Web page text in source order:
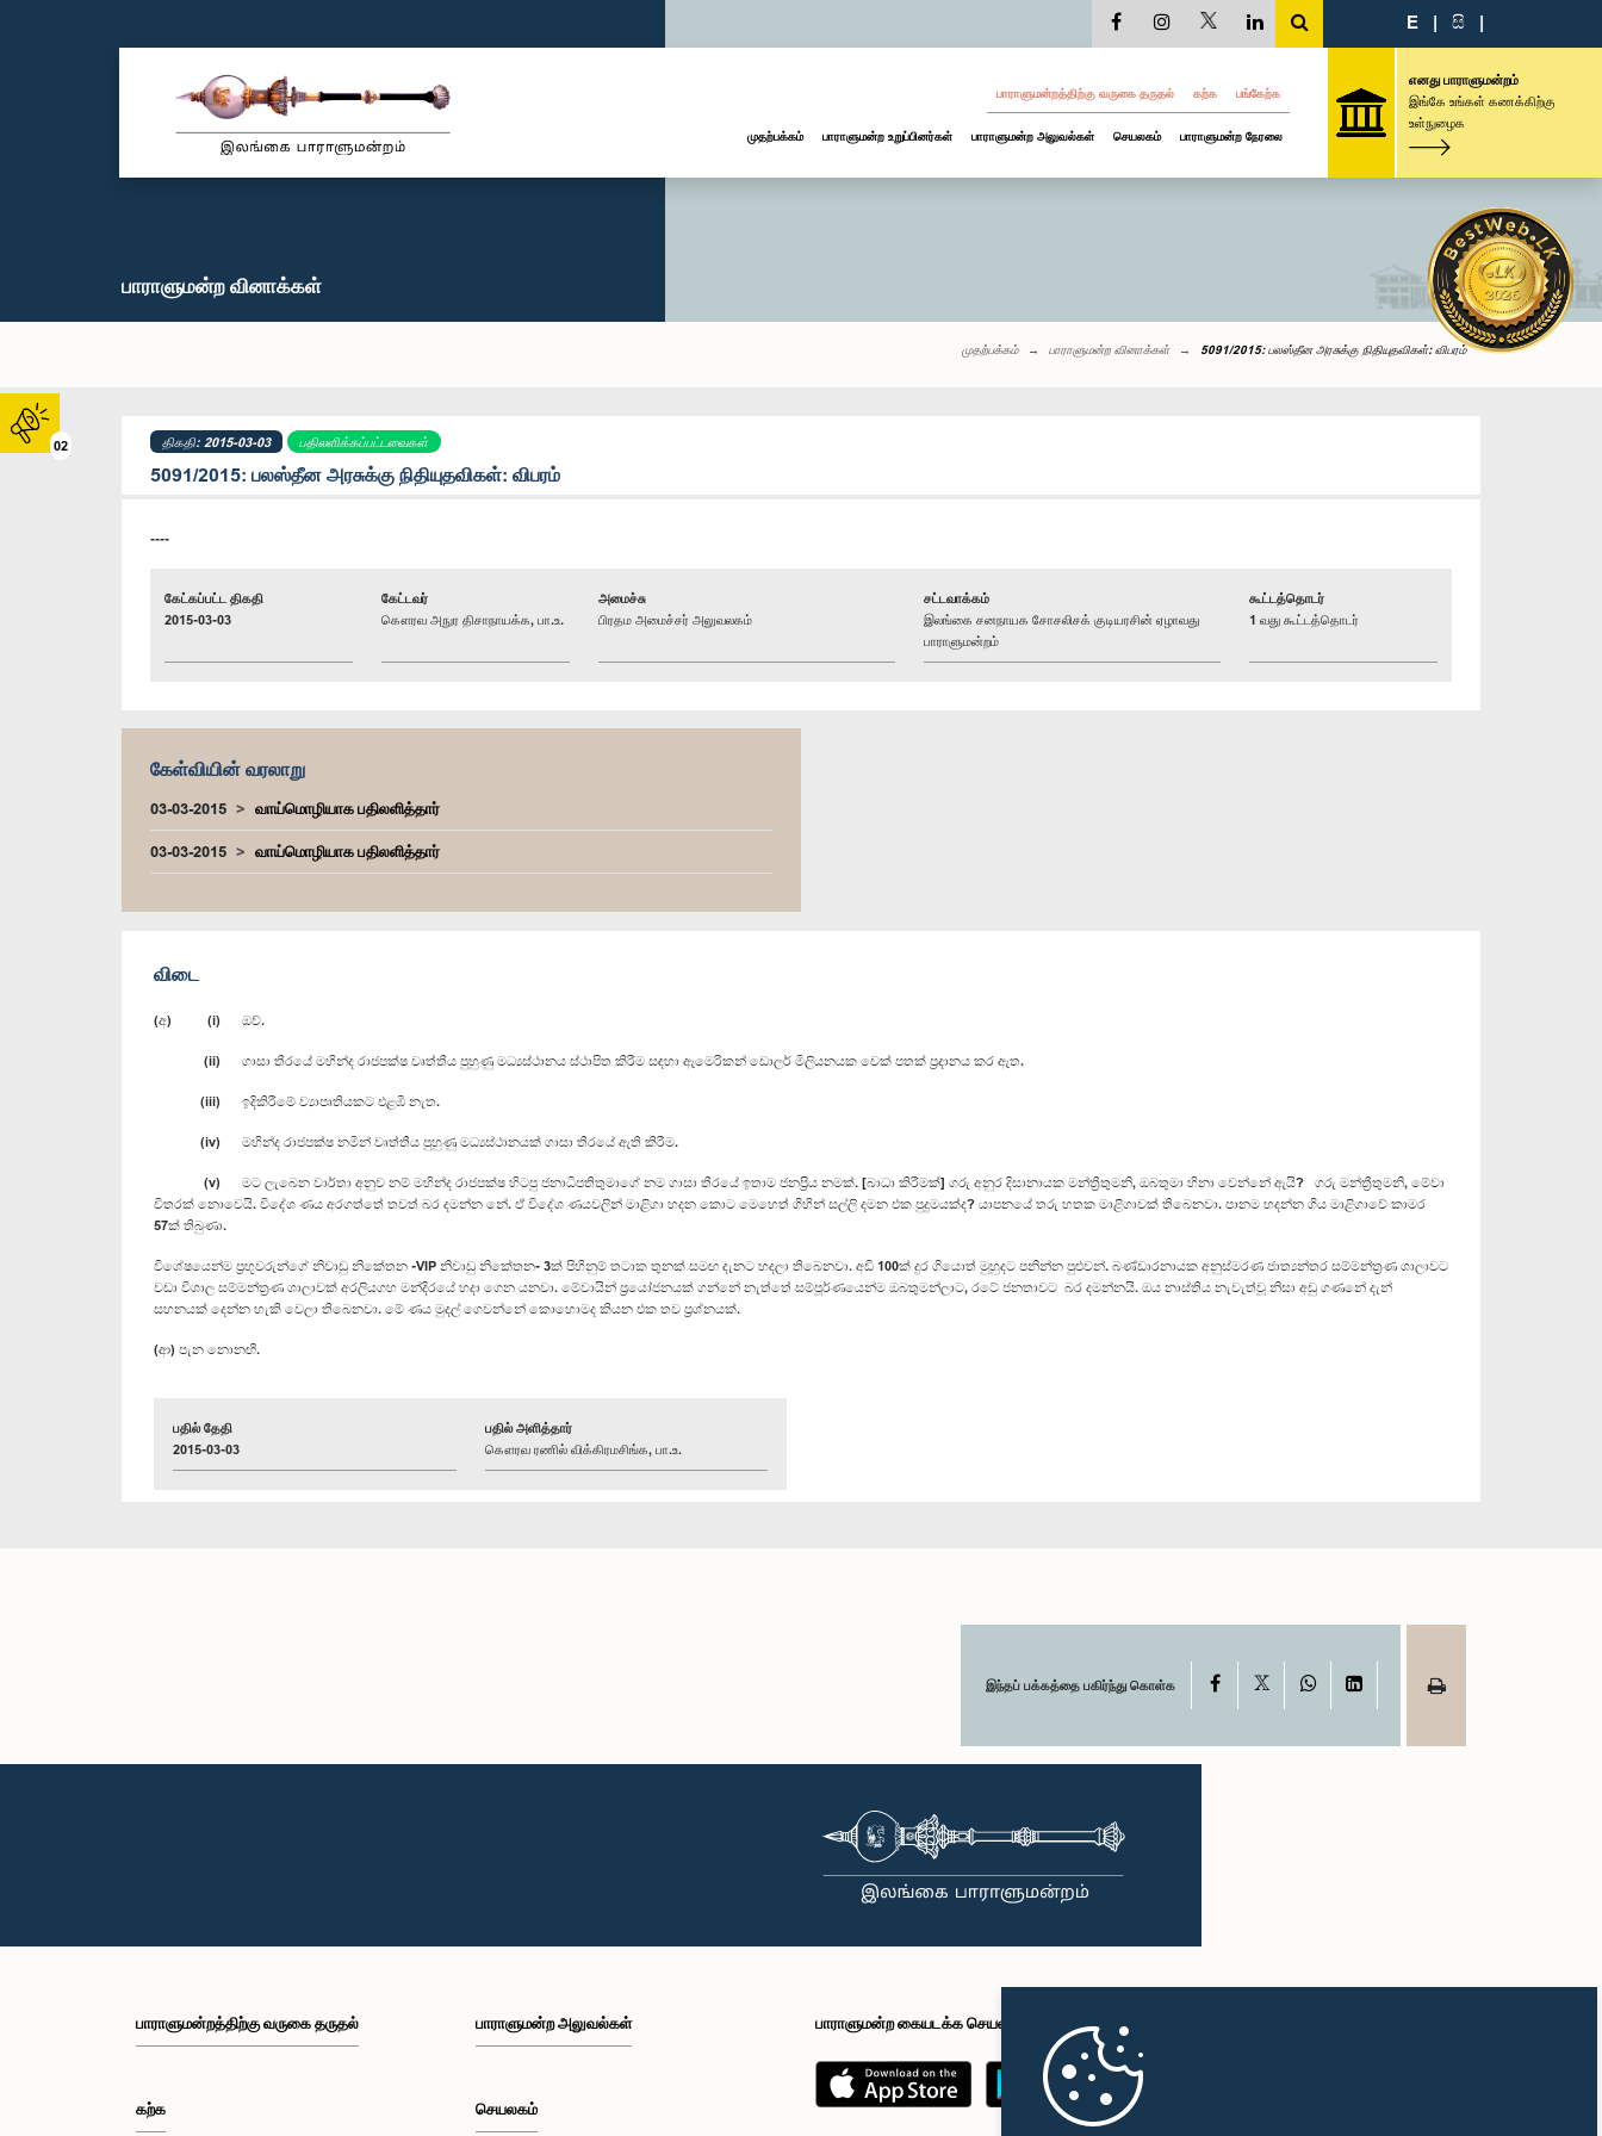
02
E | සි |
பாராளுமன்றத்திற்கு வருகை தருதல் கற்க பங்கேற்க
முதற்பக்கம் பாராளுமன்ற உறுப்பினர்கள் பாராளுமன்ற அலுவல்கள் செயலகம் பாராளுமன்ற நேரலை
எனது பாராளுமன்றம்
இங்கே உங்கள் கணக்கிற்கு
உள்நுழைக
பாராளுமன்ற வினாக்கள்
முதற்பக்கம் பாராளுமன்ற வினாக்கள் 5091/2015: பலஸ்தீன அரசுக்கு நிதியுதவிகள்: விபரம்
திகதி: 2015-03-03 பதிலளிக்கப்பட்டவைகள்
5091/2015: பலஸ்தீன அரசுக்கு நிதியுதவிகள்: விபரம்
----
கேட்கப்பட்ட திகதி
2015-03-03
கேட்டவர்
கௌரவ அநுர திசாநாயக்க, பா.உ.
அமைச்சு
பிரதம அமைச்சர் அலுவலகம்
சட்டவாக்கம்
இலங்கை சனநாயக சோசலிசக் குடியரசின் ஏழாவது
பாராளுமன்றம்
கூட்டத்தொடர்
1 வது கூட்டத்தொடர்
கேள்வியின் வரலாறு
03-03-2015
வாய்மொழியாக பதிலளித்தார்
03-03-2015
வாய்மொழியாக பதிலளித்தார்
விடை
(අ) (i) ඔව්.
(ii) ගාසා තීරයේ මහින්ද රාජපක්ෂ වෘත්තීය පුහුණු මධ්‍යස්ථානය ස්ථාපිත කිරීම සඳහා ඇමෙරිකන් ඩොලර් මිලියනයක චෙක් පතක් ප්‍රදානය කර ඇත.
(iii) ඉදිකිරීමේ ව්‍යාපෘතියකට එළඹී නැත.
(iv) මහින්ද රාජපක්ෂ නමින් වෘත්තීය පුහුණු මධ්‍යස්ථානයක් ගාසා තීරයේ ඇති කිරීම.
(v) මට ලැබෙන වාර්තා අනුව නම් මහින්ද රාජපක්ෂ හිටපු ජනාධිපතිතුමාගේ නම ගාසා තීරයේ ඉතාම ජනප්‍රිය නමක්. [බාධා කිරීමක්] ගරු අනුර දිසානායක මන්ත්‍රීතුමනි, ඔබතුමා හිනා වෙන්නේ ඇයි? ගරු මන්ත්‍රීතුමනි, මේවා
විතරක් නොවෙයි. විදේශ ණය අරගත්තේ තවත් බර දමන්න නේ. ඒ විදේශ ණයවලින් මාළිගා හදන කොට මෙහෙත් ගිහින් සල්ලි දමන එක පුදුමයක්ද? යාපනයේ තරු හතක මාළිගාවක් තිබෙනවා. පානම හදන්න ගිය මාළිගාවේ කාමර
57ක් තිබුණා.
විශේෂයෙන්ම ප්‍රභූවරුන්ගේ නිවාඩු නිකේතන -VIP නිවාඩු නිකේතන- 3ක් පිහිනුම් තටාක තුනක් සමඟ දැනට හදලා තිබෙනවා. අඩි 100ක් දුර ගියොත් මුහුදට පනින්න පුළුවන්. බණ්ඩාරනායක අනුස්මරණ ජාත්‍යන්තර සම්මන්ත්‍රණ ශාලාවට
වඩා විශාල සම්මන්ත්‍රණ ශාලාවක් අරලියගහ මන්දිරයේ හදා ගෙන යනවා. මේවායින් ප්‍රයෝජනයක් ගන්නේ නැත්තේ සම්පූර්ණයෙන්ම ඔබතුමන්ලාට, රටේ ජනතාවට බර දමන්නයි. ඔය නාස්තිය නැවැත්වූ නිසා අඩු ගණනේ දැන්
සහනයක් දෙන්න හැකි වෙලා තිබෙනවා. මේ ණය මුදල් ගෙවන්නේ කොහොමද කියන එක තව ප්‍රශ්නයක්.
(ආ) පැන නොනඟී.
பதில் தேதி
2015-03-03
பதில் அளித்தார்
கௌரவ ரணில் விக்கிரமசிங்க, பா.உ.
இந்தப் பக்கத்தை பகிர்ந்து கொள்க Facebook WhatsAppLinkedIn
பாராளுமன்றத்திற்கு வருகை தருதல்
கற்க
பாராளுமன்ற அலுவல்கள்
செயலகம்
பாராளுமன்ற கையடக்க செயலி